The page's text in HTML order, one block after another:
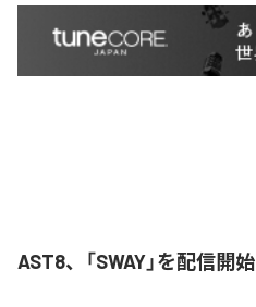
AST8、「SWAY」を配信開始